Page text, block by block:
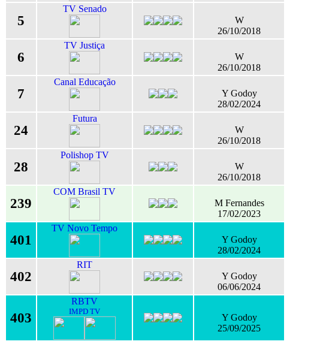
5
TV Senado
W
26/10/2018
6
TV Justiça
W
26/10/2018
7
Canal Educação
Y Godoy
28/02/2024
24
Futura
W
26/10/2018
28
Polishop TV
W
26/10/2018
239
COM Brasil TV
M Fernandes
17/02/2023
401
TV Novo Tempo
Y Godoy
28/02/2024
402
RIT
Y Godoy
06/06/2024
403
RBTV
IMPD TV
Y Godoy
25/09/2025